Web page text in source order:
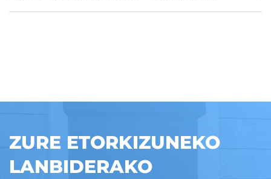
ZURE ETORKIZUNEKO
LANBIDERAKO